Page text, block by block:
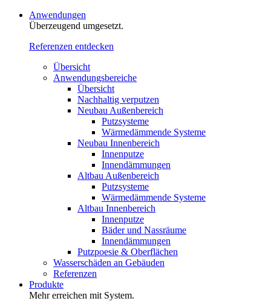
Anwendungen
Überzeugend umgesetzt.
Referenzen entdecken
Übersicht
Anwendungsbereiche
Übersicht
Nachhaltig verputzen
Neubau Außenbereich
Putzsysteme
Wärmedämmende Systeme
Neubau Innenbereich
Innenputze
Innendämmungen
Altbau Außenbereich
Putzsysteme
Wärmedämmende Systeme
Altbau Innenbereich
Innenputze
Bäder und Nassräume
Innendämmungen‍‍‍
Putzpoesie & Oberflächen
Wasserschäden an Gebäuden
Referenzen
Produkte
Mehr erreichen mit System.